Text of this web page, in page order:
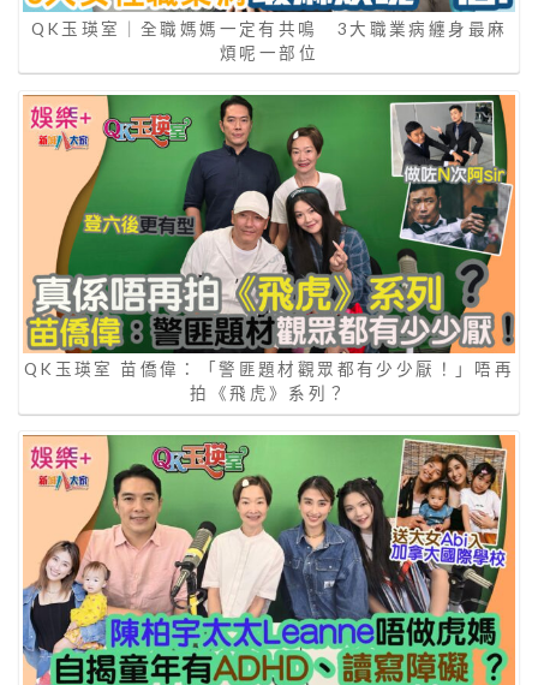
QK玉瑛室｜全職媽媽一定有共鳴 3大職業病纏身最麻
煩呢一部位
QK玉瑛室 苗僑偉：「警匪題材觀眾都有少少厭！」唔再
拍《飛虎》系列？